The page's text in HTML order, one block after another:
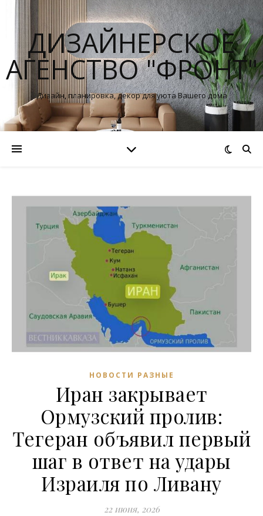
ДИЗАЙНЕРСКОЕ
АГЕНСТВО "ФРОНТ"
Дизайн, планировка, декор для уюта Вашего дома
НОВОСТИ РАЗНЫЕ
Иран закрывает
Ормузский пролив:
Тегеран объявил первый
шаг в ответ на удары
Израиля по Ливану
22 июня, 2026